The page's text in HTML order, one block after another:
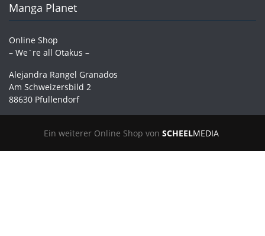
Manga Planet
Online Shop
– We´re all Otakus –
Alejandra Rangel Granados
Am Schweizersbild 2
88630 Pfullendorf
Ein weiterer Online Shop von SCHEELMEDIA